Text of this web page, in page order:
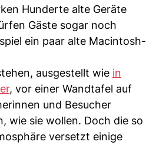
Hunderte alte Geräte
Gäste sogar noch
ein paar alte Macintosh-
ausgestellt wie in
, vor einer Wandtafel auf
und Besucher
wie sie wollen. Doch die so
versetzt einige